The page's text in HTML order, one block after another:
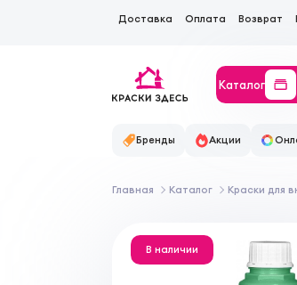
Доставка Оплата Возврат
Каталог
Бренды Акции
Главная Каталог Краски для
В наличии